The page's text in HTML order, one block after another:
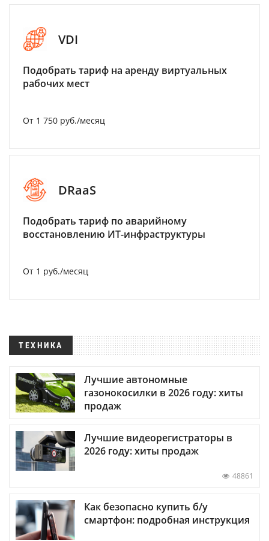
VDI
Подобрать тариф на аренду виртуальных
рабочих мест
От 1 750 руб./месяц
DRaaS
Подобрать тариф по аварийному
восстановлению ИТ-инфраструктуры
От 1 руб./месяц
ТЕХНИКА
Лучшие автономные
газонокосилки в 2026 году: хиты
продаж
Лучшие видеорегистраторы в
2026 году: хиты продаж
48861
Как безопасно купить б/у
смартфон: подробная инструкция